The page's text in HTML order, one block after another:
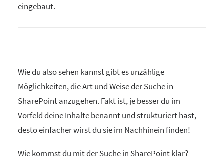
eingebaut.
Wie du also sehen kannst gibt es unzählige
Möglichkeiten, die Art und Weise der Suche in
SharePoint anzugehen. Fakt ist, je besser du im
Vorfeld deine Inhalte benannt und strukturiert hast,
desto einfacher wirst du sie im Nachhinein finden!
Wie kommst du mit der Suche in SharePoint klar?